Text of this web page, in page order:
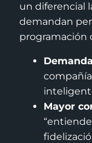
un diferencial
demandan
programación
Mayor